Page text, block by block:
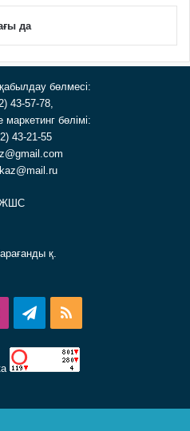
да
бөлмесі:
43-57-78,
бөлімі:
43-21-55
ЖШС
қ.
Telegram